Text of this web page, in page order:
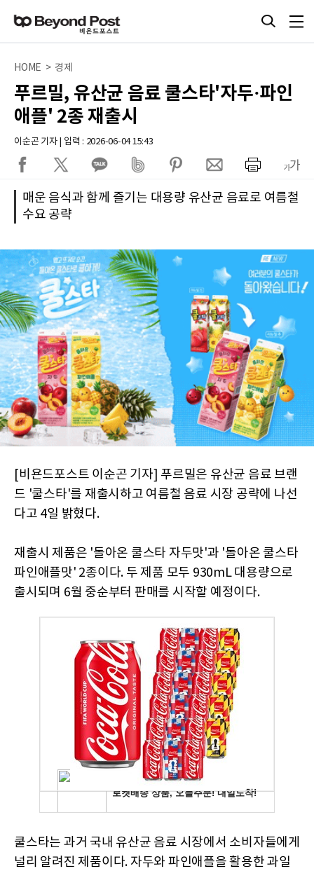
HOME > 경제
푸르밀, 유산균 음료 쿨스타'자두·파인
애플' 2종 재출시
이순곤 기자 | 입력 : 2026-06-04 15:43
매운 음식과 함께 즐기는 대용량 유산균 음료로 여름철
수요 공략
[비욘드포스트 이순곤 기자] 푸르밀은 유산균 음료 브랜
드 '쿨스타'를 재출시하고 여름철 음료 시장 공략에 나선
다고 4일 밝혔다.
재출시 제품은 '돌아온 쿨스타 자두맛'과 '돌아온 쿨스타
파인애플맛' 2종이다. 두 제품 모두 930mL 대용량으로
출시되며 6월 중순부터 판매를 시작할 예정이다.
쿨스타는 과거 국내 유산균 음료 시장에서 소비자들에게
널리 알려진 제품이다. 자두와 파인애플을 활용한 과일